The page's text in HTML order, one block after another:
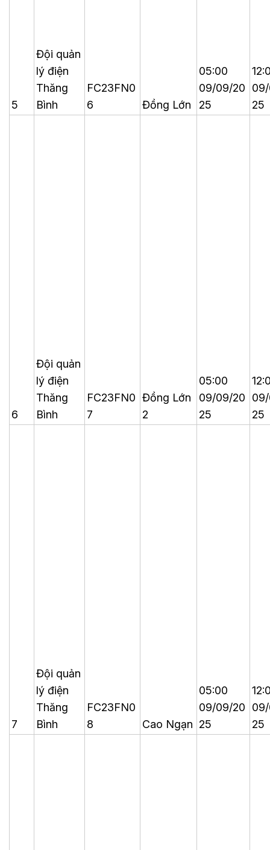
5
Đội quản
lý điện
Thăng
Bình
FC23FN0
6
Đồng Lớn
05:00
09/09/20
25
25
6
Đội quản
lý điện
Thăng
Bình
FC23FN0
7
Đồng Lớn
2
05:00
09/09/20
25
25
7
Đội quản
lý điện
Thăng
Bình
FC23FN0
8
Cao Ngạn
05:00
09/09/20
25
25